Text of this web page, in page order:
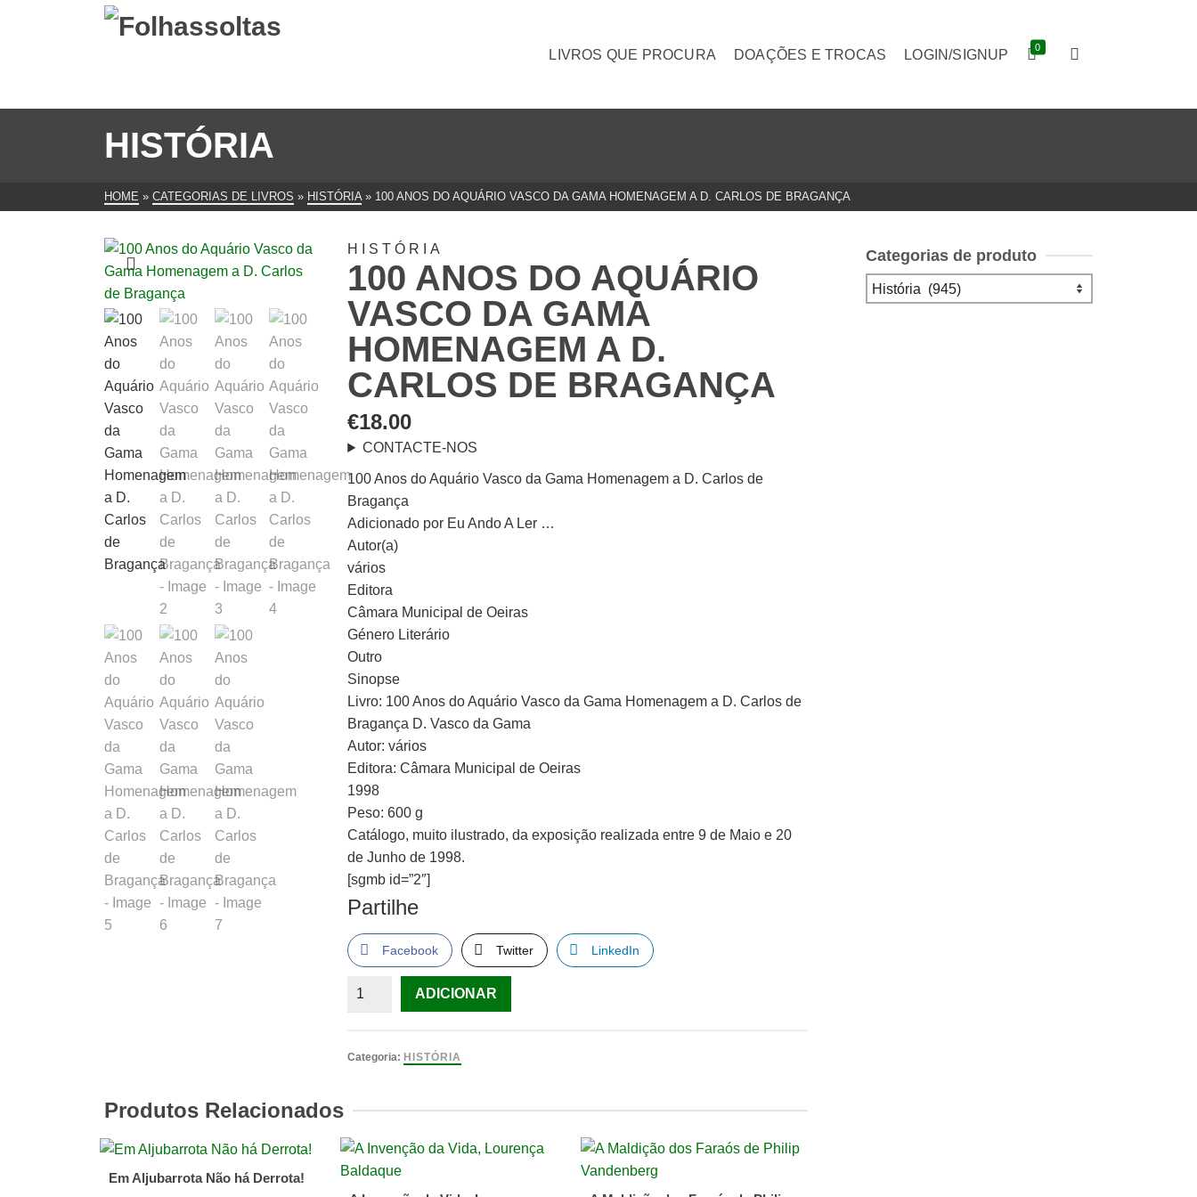
LIVROS QUE PROCURA DOAÇÕES E TROCAS LOGIN/SIGNUP 0
HISTÓRIA
HOME » CATEGORIAS DE LIVROS » HISTÓRIA » 100 ANOS DO AQUÁRIO VASCO DA GAMA HOMENAGEM A D. CARLOS DE BRAGANÇA
HISTÓRIA
100 ANOS DO AQUÁRIO
VASCO DA GAMA
HOMENAGEM A D.
CARLOS DE BRAGANÇA
€18.00
CONTACTE-NOS
100 Anos do Aquário Vasco da Gama Homenagem a D. Carlos de
Bragança
Adicionado por Eu Ando A Ler …
Autor(a)
vários
Editora
Câmara Municipal de Oeiras
Género Literário
Outro
Sinopse
Livro: 100 Anos do Aquário Vasco da Gama Homenagem a D. Carlos de
Bragança D. Vasco da Gama
Autor: vários
Editora: Câmara Municipal de Oeiras
1998
Peso: 600 g
Catálogo, muito ilustrado, da exposição realizada entre 9 de Maio e 20
de Junho de 1998.
[sgmb id=”2″]
Partilhe
Facebook Twitter LinkedIn
Quantidade
Anos
da
Gama
ADICIONAR
Categoria: HISTÓRIA
Produtos Relacionados
Em Aljubarrota Não há Derrota!
Categorias de produto